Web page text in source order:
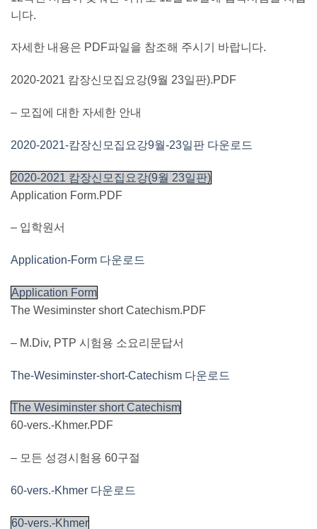
니다.
자세한 내용은 PDF파일을 참조해 주시기 바랍니다.
2020-2021 캄장신모집요강(9월 23일판).PDF
– 모집에 대한 자세한 안내
2020-2021-캄장신모집요강9월-23일판 다운로드
2020-2021 캄장신모집요강(9월 23일판)
Application Form.PDF
– 입학원서
Application-Form 다운로드
Application Form
The Wesiminster short Catechism.PDF
– M.Div, PTP 시험용 소요리문답서
The-Wesiminster-short-Catechism 다운로드
The Wesiminster short Catechism
60-vers.-Khmer.PDF
– 모든 성경시험용 60구절
60-vers.-Khmer 다운로드
60-vers.-Khmer